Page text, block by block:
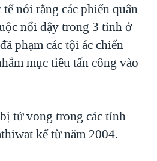
KIM TẠI VIỆT NAM
PHỦ VIỆT NAM
SÓNG TRỘM HẢI SÂM
VỌNG TỪ NÔNG THÔN MỸ
nói rằng các phiến quân
nổi dậy trong 3 tỉnh ở
phạm các tội ác chiến
mục tiêu tấn công vào
tử vong trong các tỉnh
kể từ năm 2004.